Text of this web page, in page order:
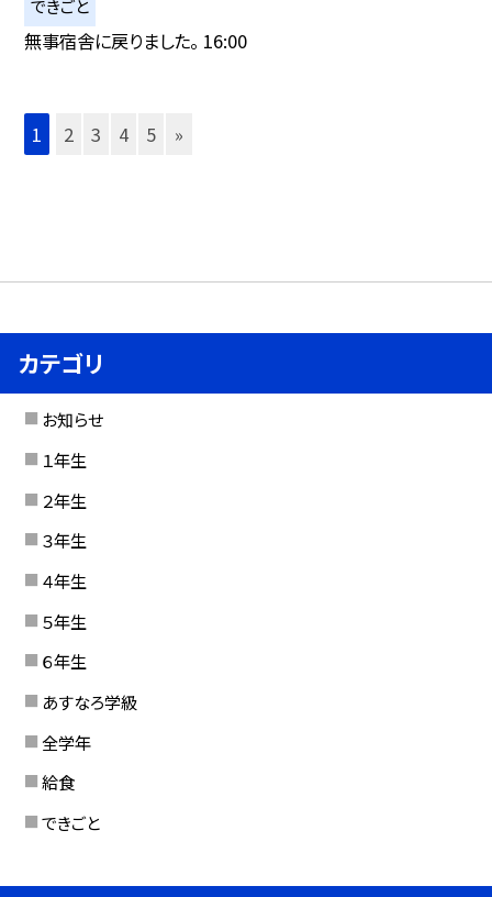
できごと
無事宿舎に戻りました。 16:00
1 2 3 4 5 »
カテゴリ
お知らせ
１年生
２年生
３年生
４年生
５年生
６年生
あすなろ学級
全学年
給食
できごと